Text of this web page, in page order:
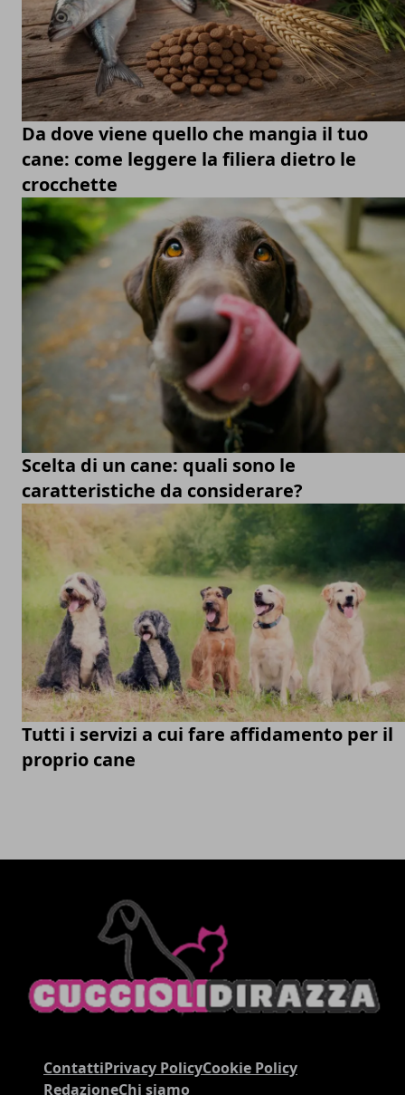
Da dove viene quello che mangia il tuo
cane: come leggere la filiera dietro le
crocchette
Scelta di un cane: quali sono le
caratteristiche da considerare?
Tutti i servizi a cui fare affidamento per il
proprio cane
ContattiPrivacy PolicyCookie Policy
RedazioneChi siamo